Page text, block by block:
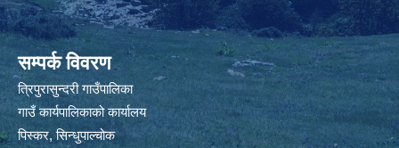
सम्पर्क विवरण
त्रिपुरासुन्दरी गाउँपालिका
गाउँ कार्यपालिकाको कार्यालय
पिस्कर, सिन्धुपाल्चोक